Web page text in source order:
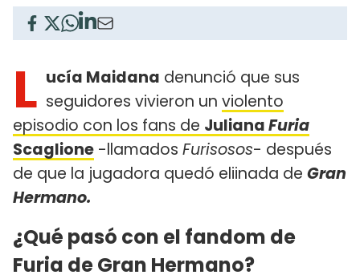
L ucía Maidana denunció que sus
seguidores vivieron un violento
episodio con los fans de JulianaFuria
Scaglione -llamados Furisosos- después
de que la jugadora quedó eliinada de Gran
Hermano.
¿Qué pasó con el fandom de
Furia de Gran Hermano?